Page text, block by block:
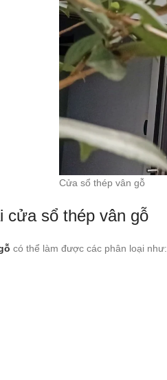
Cửa sổ thép vân gỗ
cửa sổ thép vân gỗ
có thể làm được các phân loại như: